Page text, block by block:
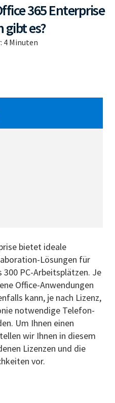
365 Enterprise
gibt es?
4Minuten
bietet ideale
Lösungen für
PC-Arbeitsplätzen. Je
Office-Anwendungen
kann, je nach Lizenz,
notwendige Telefon-
Um Ihnen einen
wir Ihnen in diesem
Lizenzen und die
vor.